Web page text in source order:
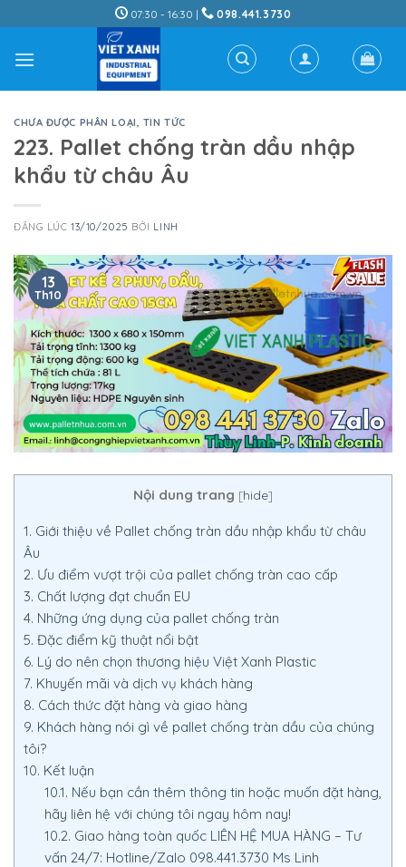
to
content
07:30 - 16:30 | 098.441.3730
CHƯA ĐƯỢC PHÂN LOẠI, TIN TỨC
223. Pallet chống tràn dầu nhập
khẩu từ châu Âu
ĐĂNG LÚC13/10/2025 BỞI LINH
13
Th10
Nội dung trang [hide]
1. Giới thiệu về Pallet chống tràn dầu nhập khẩu từ châu
Âu
2. Ưu điểm vượt trội của pallet chống tràn cao cấp
3. Chất lượng đạt chuẩn EU
4. Những ứng dụng của pallet chống tràn
5. Đặc điểm kỹ thuật nổi bật
6. Lý do nên chọn thương hiệu Việt Xanh Plastic
7. Khuyến mãi và dịch vụ khách hàng
8. Cách thức đặt hàng và giao hàng
9. Khách hàng nói gì về pallet chống tràn dầu của chúng
tôi?
10. Kết luận
10.1. Nếu bạn cần thêm thông tin hoặc muốn đặt hàng,
hãy liên hệ với chúng tôi ngay hôm nay!
10.2. Giao hàng toàn quốc LIÊN HỆ MUA HÀNG – Tư
vấn 24/7: Hotline/Zalo 098.441.3730 Ms Linh